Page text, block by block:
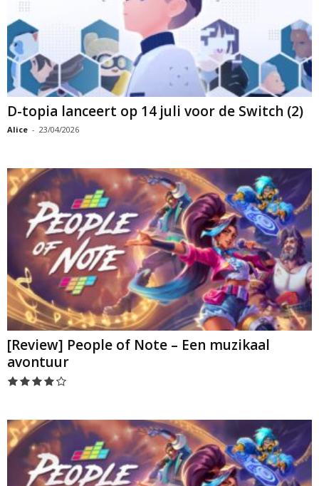
D-topia lanceert op 14 juli voor de Switch (2)
Alice - 23/04/2026
[Review] People of Note – Een muzikaal
avontuur